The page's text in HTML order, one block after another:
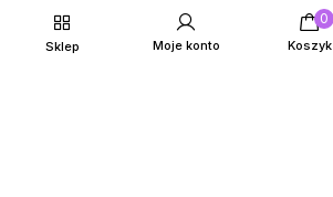
Sklep Moje konto
0
Koszyk